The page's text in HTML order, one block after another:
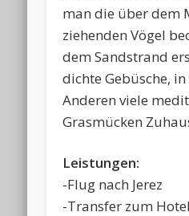
man die über dem
ziehenden Vögel
dem Sandstrand
dichte Gebüsche,
Anderen viele
Grasmücken
Leistungen:
-Flug nach Jerez
-Transfer zum Hotel